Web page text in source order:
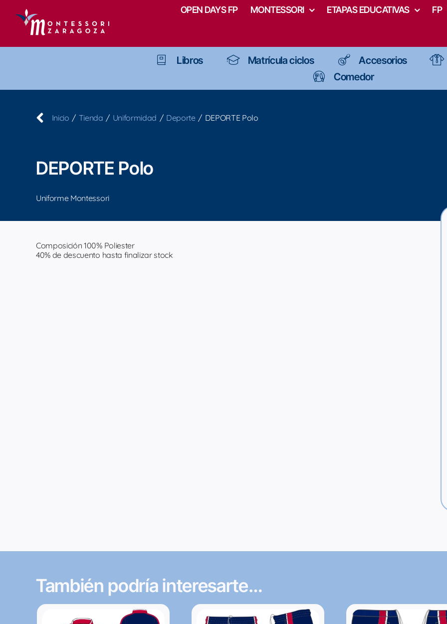
contenido
OPEN DAYS FP MONTESSORI ETAPAS EDUCATIVAS FP
Libros Matrícula ciclos
Accesorios
Comedor
Inicio Tienda Uniformidad Deporte DEPORTE Polo
DEPORTE Polo
Uniforme Montessori
Composición 100% Poliester
40% de descuento hasta finalizar stock
También podría interesarte…